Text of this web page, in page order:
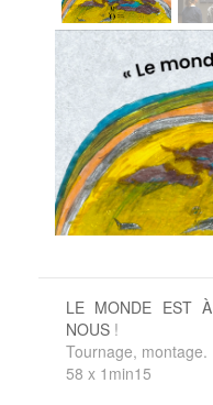
LE MONDE EST À
NOUS !
Tournage, montage.
58 x 1min15